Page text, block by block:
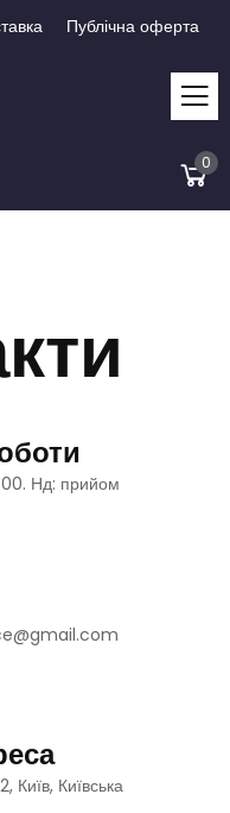
Публічна оферта
0
Нд: прийом
Київ, Київська